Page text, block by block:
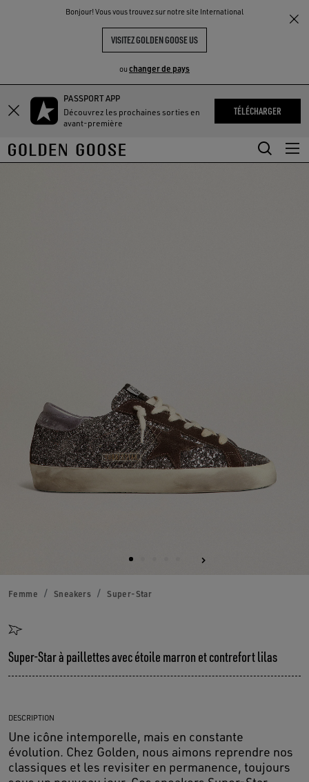
Bonjour! Vous vous trouvez sur notre site International
VISITEZ GOLDEN GOOSE US
ou changer de pays
Aller
au
principal
Aller
au
du
PASSPORT APP
Découvrez les prochaines sorties en
avant-première
TÉLÉCHARGER
THE
COMMUNITY
Femme Sneakers Super-Star
Super-Star à paillettes avec étoile marron et contrefort lilas
DESCRIPTION
Une icône intemporelle, mais en constante
évolution. Chez Golden, nous aimons reprendre nos
classiques et les revisiter en permanence, toujours